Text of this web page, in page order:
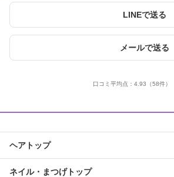
LINEで送る
メールで送る
口コミ平均点： 4.93 （58件）
ヘアトップ
ネイル・まつげトップ